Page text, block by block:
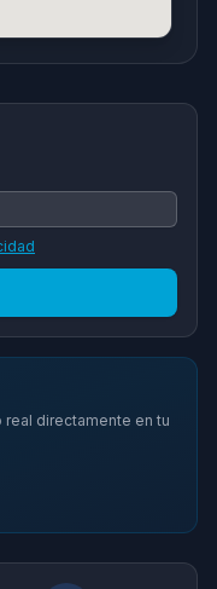
directamente en tu